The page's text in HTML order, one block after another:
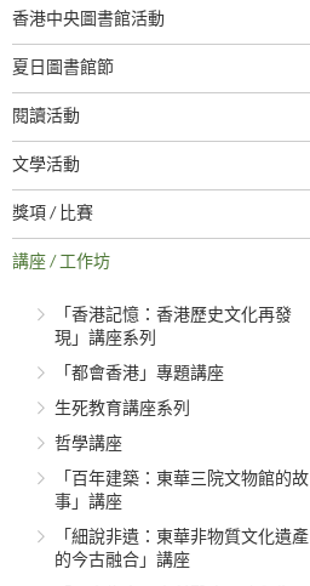
香港中央圖書館活動
夏日圖書館節
閱讀活動
文學活動
獎項 / 比賽
講座 / 工作坊
「香港記憶：香港歷史文化再發
現」講座系列
「都會香港」專題講座
生死教育講座系列
哲學講座
「百年建築：東華三院文物館的故
事」講座
「細說非遺：東華非物質文化遺產
的今古融合」講座